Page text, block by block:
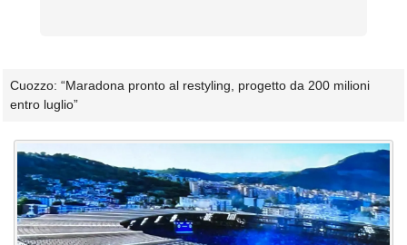
Cuozzo: “Maradona pronto al restyling, progetto da 200 milioni
entro luglio”